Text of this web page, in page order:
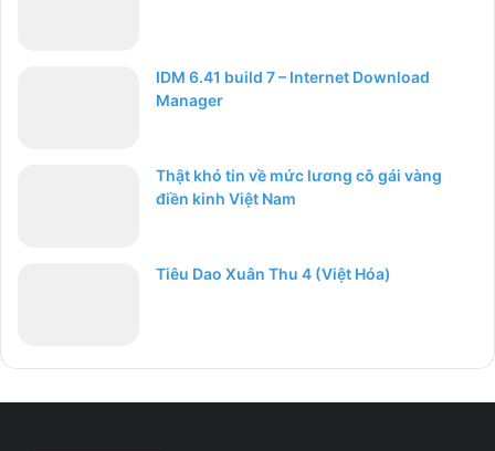
IDM 6.41 build 7 – Internet Download
Manager
Thật khó tin về mức lương cô gái vàng
điền kinh Việt Nam
Tiêu Dao Xuân Thu 4 (Việt Hóa)